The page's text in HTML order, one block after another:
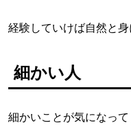
経験していけば自然と身
細かい人
細かいことが気になっ